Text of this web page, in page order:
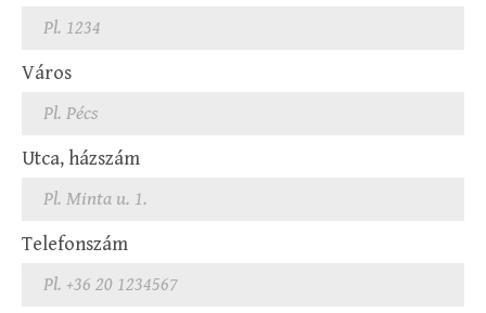
Város
Utca, házszám
Telefonszám